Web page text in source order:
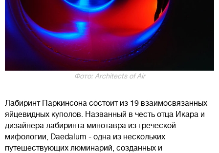
Фото: Architects of Air
Лабиринт Паркинсона состоит из 19 взаимосвязанных
яйцевидных куполов. Названный в честь отца Икара и
дизайнера лабиринта минотавра из греческой
мифологии, Daedalum - одна из нескольких
путешествующих люминарий, созданных и